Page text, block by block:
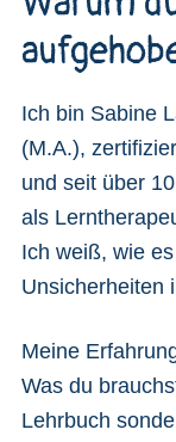
Ich bin Sabine
(M.A.),
und seit über
als
Ich weiß, wie
Unsicherheiten
Meine
Was du
Lehrbuch